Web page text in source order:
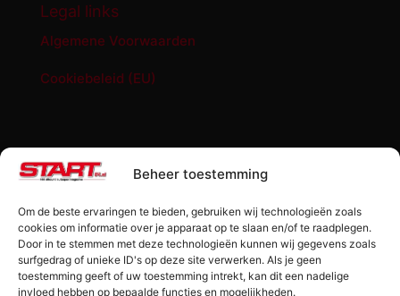
Beheer toestemming
Om de beste ervaringen te bieden, gebruiken wij technologieën zoals
cookies om informatie over je apparaat op te slaan en/of te raadplegen.
Door in te stemmen met deze technologieën kunnen wij gegevens zoals
surfgedrag of unieke ID's op deze site verwerken. Als je geen
toestemming geeft of uw toestemming intrekt, kan dit een nadelige
invloed hebben op bepaalde functies en mogelijkheden.
Legal links
Algemene Voorwaarden
Cookiebeleid (EU)
START '84 shop
Losse editie Start ’84
Start ’84 Merchandise